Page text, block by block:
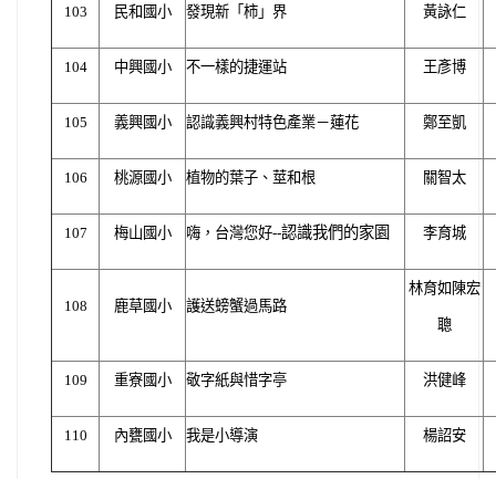
103 民和國小 發現新「柿」界 黃詠仁
104 中興國小 不一樣的捷運站 王彥博
105 義興國小 認識義興村特色產業－蓮花 鄭至凱
106 桃源國小 植物的葉子、莖和根 關智太
107 梅山國小 嗨，台灣您好--認識我們的家園 李育城
108 鹿草國小 護送螃蟹過馬路
林育如陳宏
聰
109 重寮國小 敬字紙與惜字亭 洪健峰
110 內甕國小 我是小導演 楊詔安